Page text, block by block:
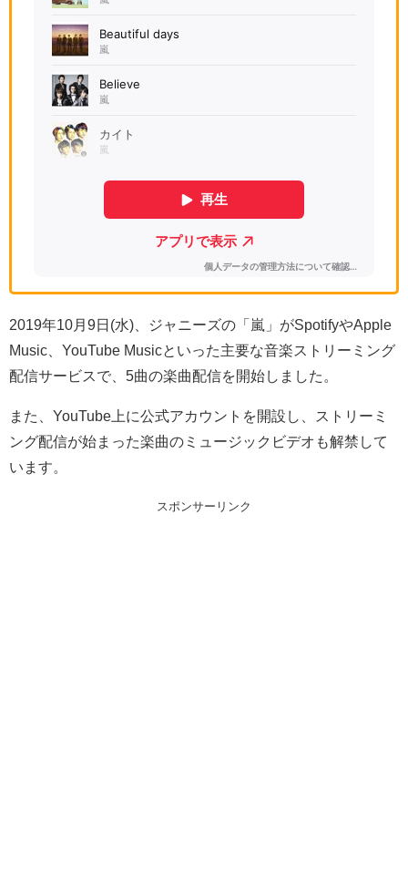
2019年10月9日(水)、ジャニーズの「嵐」がSpotifyやApple
Music、YouTube Musicといった主要な音楽ストリーミング
配信サービスで、5曲の楽曲配信を開始しました。
また、YouTube上に公式アカウントを開設し、ストリーミ
ング配信が始まった楽曲のミュージックビデオも解禁して
います。
スポンサーリンク